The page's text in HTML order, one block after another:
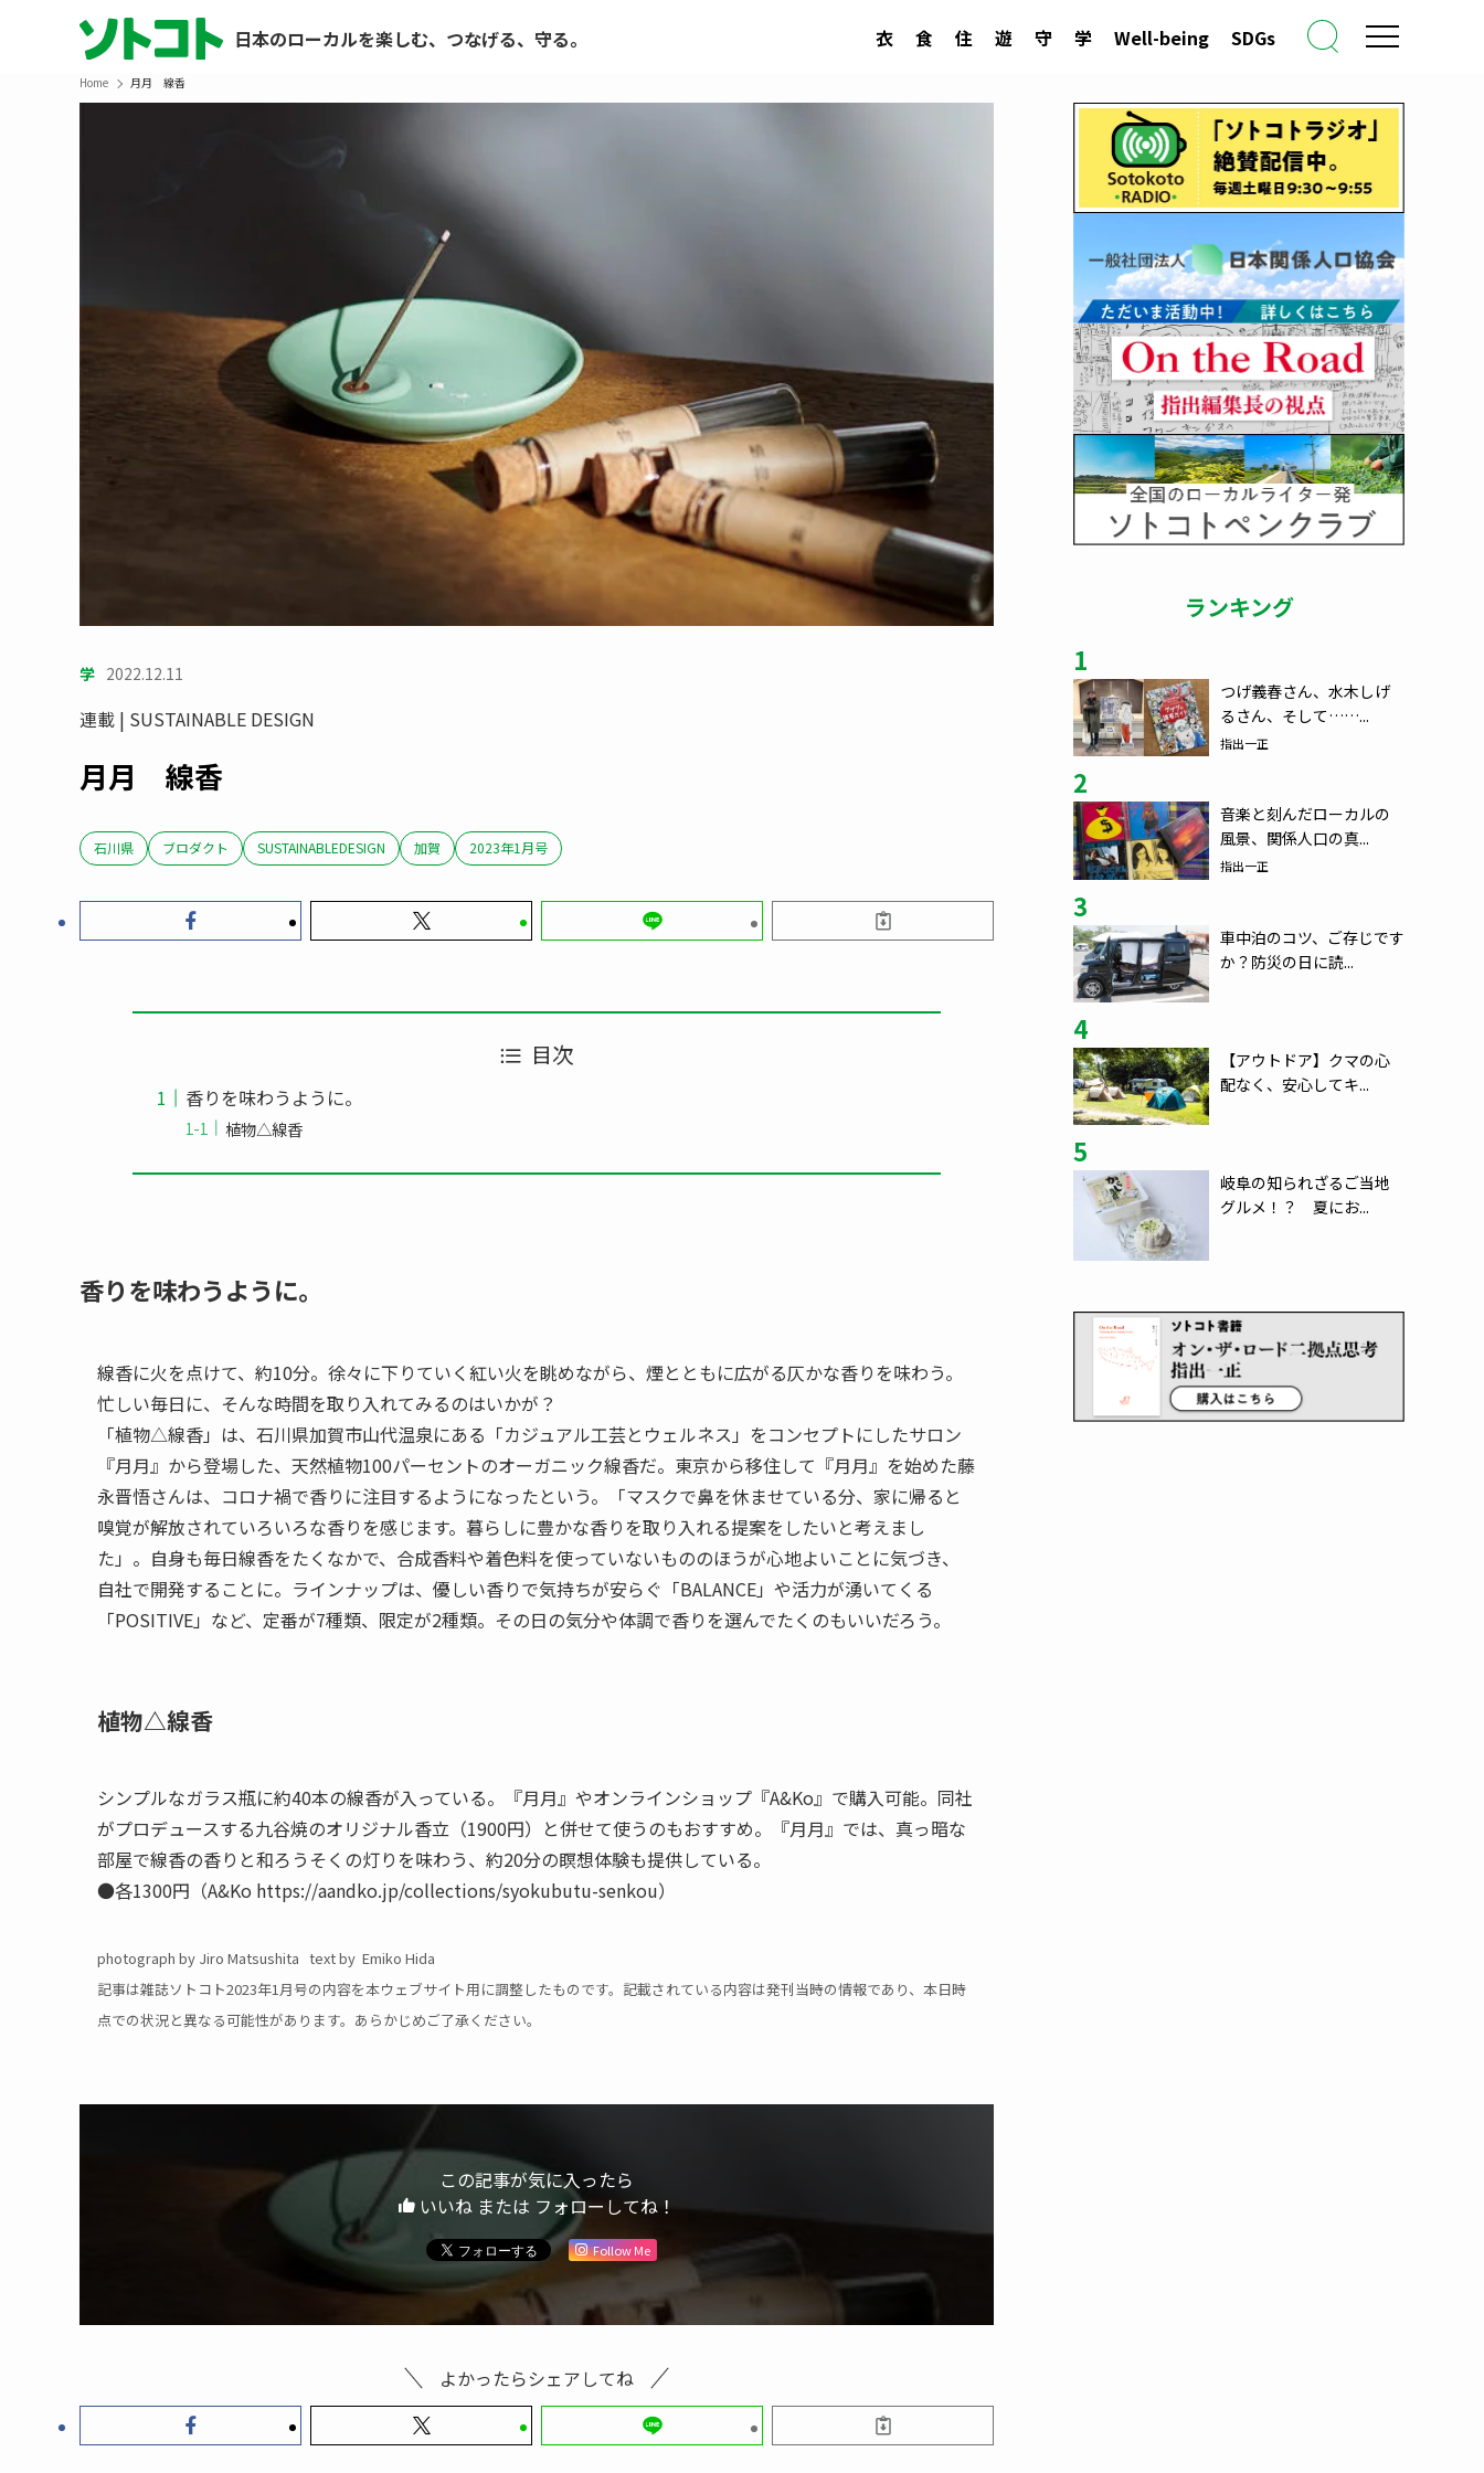
日本のローカルを楽しむ、つなげる、守る。 衣 食 住 遊 守 学 Well-being SDGs
Home 月月 線香
学 2022.12.11
連載 | SUSTAINABLE DESIGN
月月 線香
石川県 ブロダクト SUSTAINABLEDESIGN 加賀 2023年1月号
目次
香りを味わうように。
植物△線香
香りを味わうように。
線香に火を点けて、約10分。徐々に下りていく紅い火を眺めながら、煙とともに広がる仄かな香りを味わう。
忙しい毎日に、そんな時間を取り入れてみるのはいかが？
「植物△線香」は、石川県加賀市山代温泉にある「カジュアル工芸とウェルネス」をコンセプトにしたサロン
『月月』から登場した、天然植物100パーセントのオーガニック線香だ。東京から移住して『月月』を始めた藤
永晋悟さんは、コロナ禍で香りに注目するようになったという。「マスクで鼻を休ませている分、家に帰ると
嗅覚が解放されていろいろな香りを感じます。暮らしに豊かな香りを取り入れる提案をしたいと考えまし
た」。自身も毎日線香をたくなかで、合成香料や着色料を使っていないもののほうが心地よいことに気づき、
自社で開発することに。ラインナップは、優しい香りで気持ちが安らぐ「BALANCE」や活力が湧いてくる
「POSITIVE」など、定番が7種類、限定が2種類。その日の気分や体調で香りを選んでたくのもいいだろう。
植物△線香
シンプルなガラス瓶に約40本の線香が入っている。『月月』やオンラインショップ『A&Ko』で購入可能。同社
がプロデュースする九谷焼のオリジナル香立（1900円）と併せて使うのもおすすめ。『月月』では、真っ暗な
部屋で線香の香りと和ろうそくの灯りを味わう、約20分の瞑想体験も提供している。
●各1300円（A&Ko https://aandko.jp/collections/syokubutu-senkou）
photograph by Jiro Matsushita text by Emiko Hida
記事は雑誌ソトコト2023年1月号の内容を本ウェブサイト用に調整したものです。記載されている内容は発刊当時の情報であり、本日時
点での状況と異なる可能性があります。あらかじめご了承ください。
この記事が気に入ったら
いいね または フォローしてね！
Follow Me
よかったらシェアしてね
ランキング
1
つげ義春さん、水木しげ
るさん、そして……...
指出一正
2
音楽と刻んだローカルの
風景、関係人口の真...
指出一正
3
車中泊のコツ、ご存じです
か？防災の日に読...
4
【アウトドア】クマの心
配なく、安心してキ...
5
岐阜の知られざるご当地
グルメ！？ 夏にお...